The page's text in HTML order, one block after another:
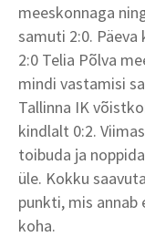
meeskonnaga
samuti 2:0.
2:0 Telia Põlva
mindi vastamisi
Tallinna IK
kindlalt 0:2.
toibuda ja
üle. Kokku
punkti, mis annab
koha.